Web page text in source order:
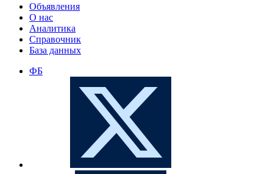
Объявления
О нас
Аналитика
Справочник
База данных
ФБ